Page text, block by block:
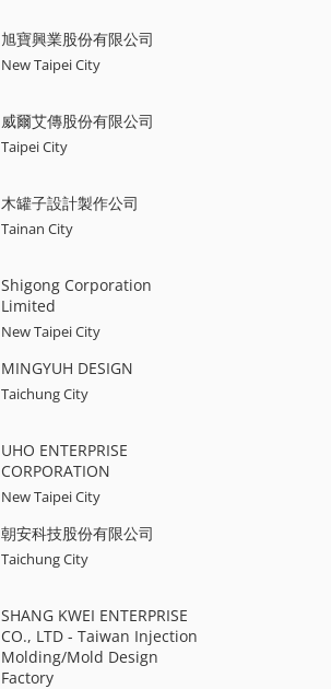
旭寶興業股份有限公司
New Taipei City
威爾艾傳股份有限公司
Taipei City
木罐子設計製作公司
Tainan City
Shigong Corporation
Limited
New Taipei City
MINGYUH DESIGN
Taichung City
UHO ENTERPRISE
CORPORATION
New Taipei City
朝安科技股份有限公司
Taichung City
SHANG KWEI ENTERPRISE
CO., LTD - Taiwan Injection
Molding/Mold Design
Factory